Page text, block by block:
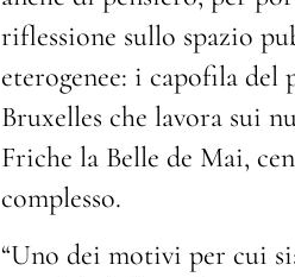
riflessione sullo spazio
eterogenee: i capofila del
Bruxelles che lavora sui
Friche la Belle de Mai,
complesso.
“Uno dei motivi per cui